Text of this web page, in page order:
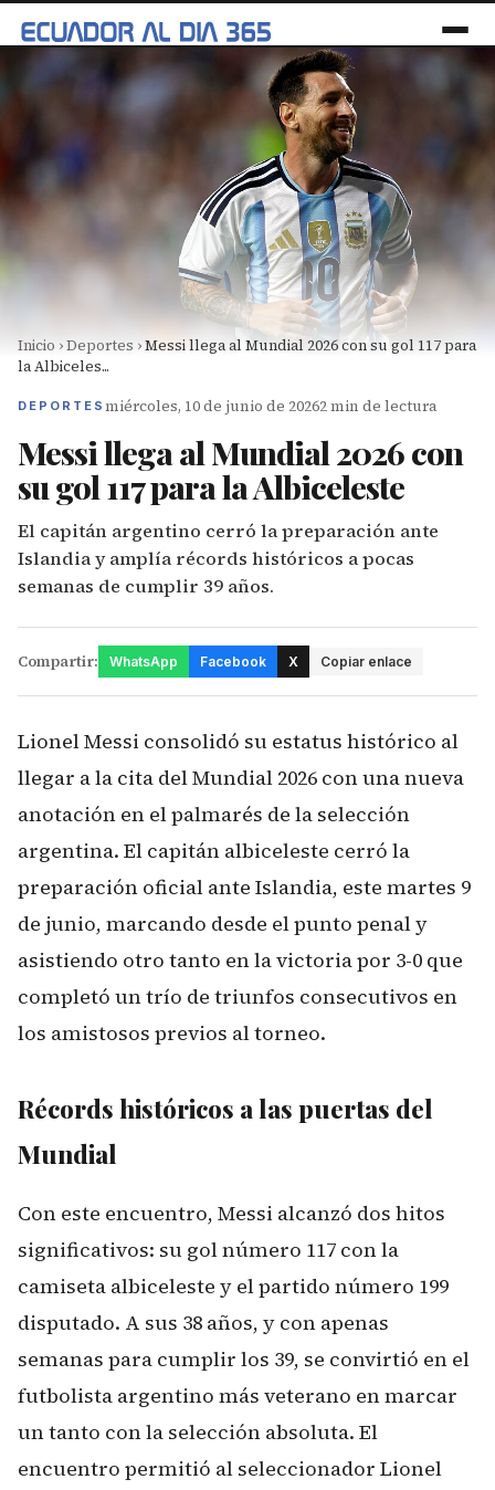
Inicio ›Deportes ›Messi llega al Mundial 2026 con su gol 117 para
la Albiceles...
DEPORTES miércoles, 10 de junio de 20262 min de lectura
Messi llega al Mundial 2026 con
su gol 117 para la Albiceleste
El capitán argentino cerró la preparación ante
Islandia y amplía récords históricos a pocas
semanas de cumplir 39 años.
Compartir: WhatsApp Facebook X Copiar enlace
Lionel Messi consolidó su estatus histórico al
llegar a la cita del Mundial 2026 con una nueva
anotación en el palmarés de la selección
argentina. El capitán albiceleste cerró la
preparación oficial ante Islandia, este martes 9
de junio, marcando desde el punto penal y
asistiendo otro tanto en la victoria por 3-0 que
completó un trío de triunfos consecutivos en
los amistosos previos al torneo.
Récords históricos a las puertas del
Mundial
Con este encuentro, Messi alcanzó dos hitos
significativos: su gol número 117 con la
camiseta albiceleste y el partido número 199
disputado. A sus 38 años, y con apenas
semanas para cumplir los 39, se convirtió en el
futbolista argentino más veterano en marcar
un tanto con la selección absoluta. El
encuentro permitió al seleccionador Lionel